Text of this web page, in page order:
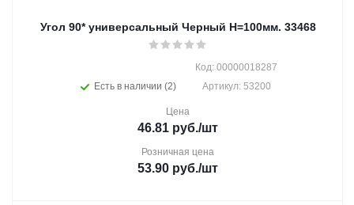
Угол 90* универсальный Черный Н=100мм. 33468
Есть в наличии (2)
Код: 00000018287
Артикул: 53200
Цена
46.81 руб./шт
Розничная цена
53.90 руб./шт